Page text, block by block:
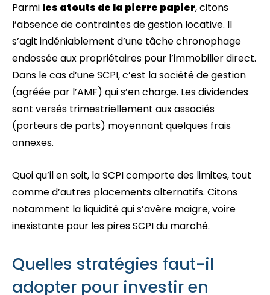
Parmi les atouts de la pierre papier, citons
l’absence de contraintes de gestion locative. Il
s’agit indéniablement d’une tâche chronophage
endossée aux propriétaires pour l’immobilier direct.
Dans le cas d’une SCPI, c’est la société de gestion
(agréée par l’AMF) qui s’en charge. Les dividendes
sont versés trimestriellement aux associés
(porteurs de parts) moyennant quelques frais
annexes.
Quoi qu’il en soit, la SCPI comporte des limites, tout
comme d’autres placements alternatifs. Citons
notamment la liquidité qui s’avère maigre, voire
inexistante pour les pires SCPI du marché.
Quelles stratégies faut-il
adopter pour investir en